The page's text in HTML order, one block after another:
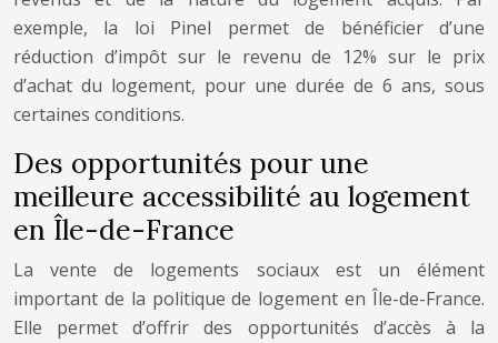
exemple, la loi Pinel permet de bénéficier d’une
réduction d’impôt sur le revenu de 12% sur le prix
d’achat du logement, pour une durée de 6 ans, sous
certaines conditions.
Des opportunités pour une
meilleure accessibilité au logement
en Île-de-France
La vente de logements sociaux est un élément
important de la politique de logement en Île-de-France.
Elle permet d’offrir des opportunités d’accès à la